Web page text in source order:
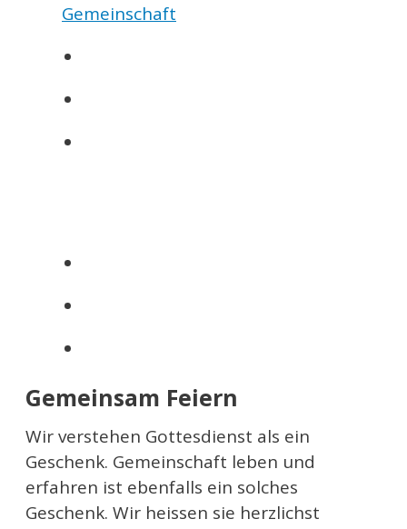
Gemeinschaft
Gemeinsam Feiern
Wir verstehen Gottesdienst als ein
Geschenk. Gemeinschaft leben und
erfahren ist ebenfalls ein solches
Geschenk. Wir heissen sie herzlichst